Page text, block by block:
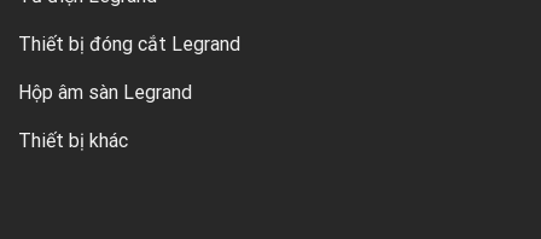
Thiết bị đóng cắt Legrand
Hộp âm sàn Legrand
Thiết bị khác